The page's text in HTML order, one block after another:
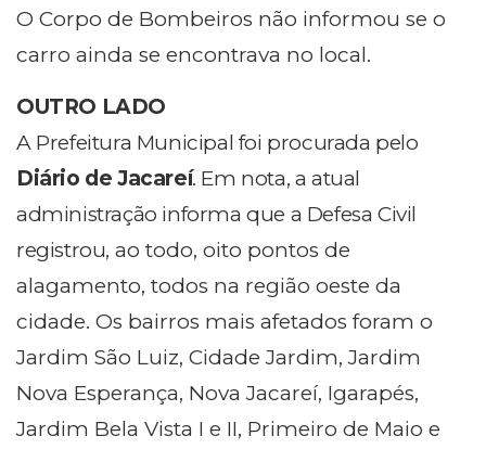
O Corpo de Bombeiros não informou se o
carro ainda se encontrava no local.
OUTRO LADO
A Prefeitura Municipal foi procurada pelo
Diário de Jacareí. Em nota, a atual
administração informa que a Defesa Civil
registrou, ao todo, oito pontos de
alagamento, todos na região oeste da
cidade. Os bairros mais afetados foram o
Jardim São Luiz, Cidade Jardim, Jardim
Nova Esperança, Nova Jacareí, Igarapés,
Jardim Bela Vista I e II, Primeiro de Maio e